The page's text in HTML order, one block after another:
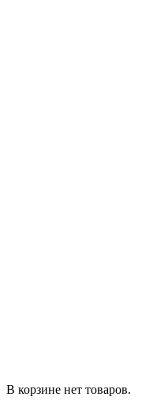
В корзине нет товаров.